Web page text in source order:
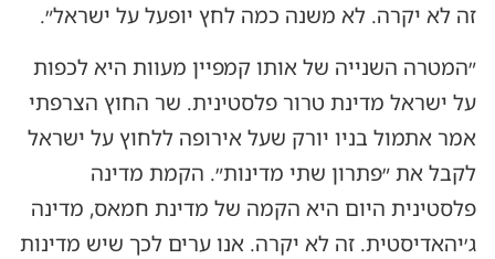
זה לא יקרה. לא משנה כמה לחץ יופעל על ישראל״.
״המטרה השנייה של אותו קמפיין מעוות היא לכפות
על ישראל מדינת טרור פלסטינית. שר החוץ הצרפתי
אמר אתמול בניו יורק שעל אירופה ללחוץ על ישראל
לקבל את ״פתרון שתי מדינות״. הקמת מדינה
פלסטינית היום היא הקמה של מדינת חמאס, מדינה
ג׳יהאדיסטית. זה לא יקרה. אנו ערים לכך שיש מדינות